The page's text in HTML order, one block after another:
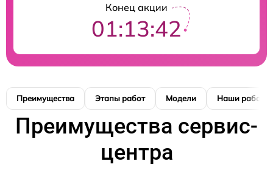
Конец акции
01:13:41
Преимущества Этапы работ Модели Наши работы
Преимущества сервис-
центра